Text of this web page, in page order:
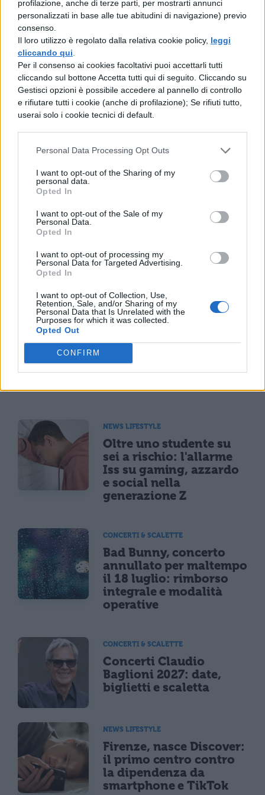
profilazione, anche di terze parti, per mostrarti annunci
personalizzati in base alle tue abitudini di navigazione) previo
consenso.
Il loro utilizzo è regolato dalla relativa cookie policy, leggi
cliccando qui
Per il consenso ai cookies facoltativi puoi accettarli tutti
cliccando sul bottone Accetta tutti qui di seguito. Cliccando su
Gestisci opzioni è possibile accedere al pannello di controllo
e rifiutare tutti i cookie (anche di profilazione); Se rifiuti tutto,
userai solo i cookie tecnici di default.
Personal Data Processing Opt Outs
I want to opt-out of the Sharing of my
personal data.
Opted In
I want to opt-out of the Sale of my
Personal Data.
Opted In
I want to opt-out of processing my
Personal Data for Targeted Advertising.
Opted In
I want to opt-out of Collection, Use,
Retention, Sale, and/or Sharing of my
Personal Data that Is Unrelated with the
Purposes for which it was collected.
Opted Out
CONFIRM
gigantescae tutta da mangiare.
Nella Bergamasca potete trovare qualcuno
che scruta ancora il cielo per l’arrivo di
Santa Claus. Ma anche qui niente slitta! Il
“nonnino rosso” arriva in parapendio,
scortato da renne ed elfi, a loro volta in volo
pare anche dalla Befana, che il 6 gennaio,
parapendio! Alla faccia di chi la chiama
TI POTREBBE INTERESSARE
NEWS LIFESTYLE
minori di 15 anni dal 1°
settembre: come
funziona il controllo
dell'età
NEWS LIFESTYLE
Oltre uno studente su
sei a rischio: l'allarme
Iss su gaming, azzardo
e social nella
generazione Z
CONCERTI & SCALETTE
Bad Bunny, concerto
annullato per maltempo
il 18 luglio: rimborso
integrale e modalità
operative
CONCERTI & SCALETTE
Concerti Claudio
Baglioni 2027: date,
biglietti e scaletta
NEWS LIFESTYLE
Firenze, nasce Discover:
il primo centro contro
la dipendenza da
smartphone e TikTok